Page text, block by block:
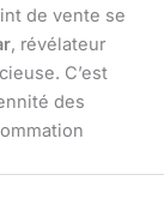
de vente se
, révélateur
C’est
des